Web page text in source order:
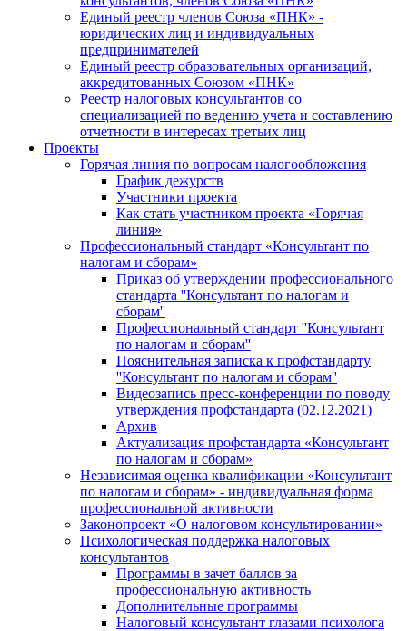
Единый реестр членов Союза «ПНК» -
юридических лиц и индивидуальных
предпринимателей
Единый реестр образовательных организаций,
аккредитованных Союзом «ПНК»
Реестр налоговых консультантов со
специализацией по ведению учета и составлению
отчетности в интересах третьих лиц
Проекты
Горячая линия по вопросам налогообложения
График дежурств
Участники проекта
Как стать участником проекта «Горячая
линия»
Профессиональный стандарт «Консультант по
налогам и сборам»
Приказ об утверждении профессионального
стандарта ''Консультант по налогам и
сборам''
Профессиональный стандарт ''Консультант
по налогам и сборам''
Пояснительная записка к профстандарту
''Консультант по налогам и сборам''
Видеозапись пресс-конференции по поводу
утверждения профстандарта (02.12.2021)
Архив
Актуализация профстандарта «Консультант
по налогам и сборам»
Независимая оценка квалификации «Консультант
по налогам и сборам» - индивидуальная форма
профессиональной активности
Законопроект «О налоговом консультировании»
Психологическая поддержка налоговых
консультантов
Программы в зачет баллов за
профессиональную активность
Дополнительные программы
Налоговый консультант глазами психолога